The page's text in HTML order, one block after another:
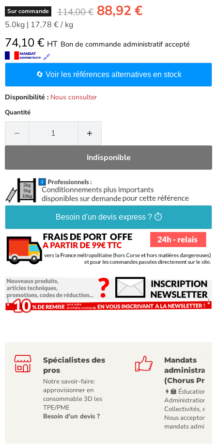
Sur commande -
114,00 € -
88,92 €
5.0kg | 17,78 €/ kg
74,10 € HT Bon de commande administratif accepté
🔗
🔄 Voir les références alternatives en stock
Disponibilité : Nous consulter
Quantité
Indisponible
Besoin d'un devis express ? ⏱️
Spécialistes des
pros
Notre savoir-faire:
approvisionner en
consommable 3D les
TPE/PME
Besoin d'un devis ?
Mandats
(Chorus Pro)
👩‍🏫 Éducation,
Administrations,
Collectivités, etc
Nous acceptons
mandats